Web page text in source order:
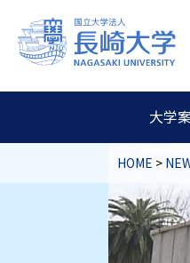
大学
HOME >